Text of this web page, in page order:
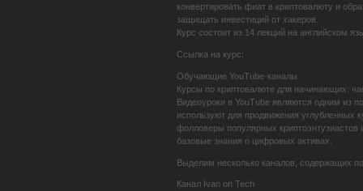
конвертировать фиат в криптовалюту и
защищать инвестиций от хакеров.
Курс состоит из 14 лекций на английском
Ссылка на курс:
Обучающие YouTube-каналы
Курсы по криптовалюте для начинающих:
Видеоуроки в YouTube являются одним из
используют для продвижения углубленных
фолловеры популярных криптоэнтузиастов
базовые знания о цифровых активах.
Выделим несколько каналов, содержащих
Канал Ivan on Tech